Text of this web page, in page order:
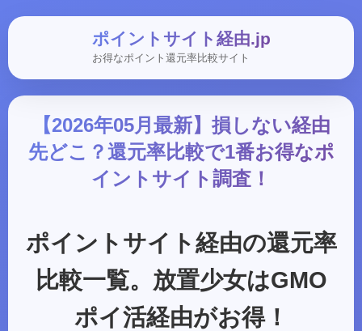
ポイントサイト経由.jp
お得なポイント還元率比較サイト
【2026年05月最新】損しない経由
先どこ？還元率比較で1番お得なポ
イントサイト調査！
ポイントサイト経由の還元率
比較一覧。放置少女はGMO
ポイ活経由がお得！